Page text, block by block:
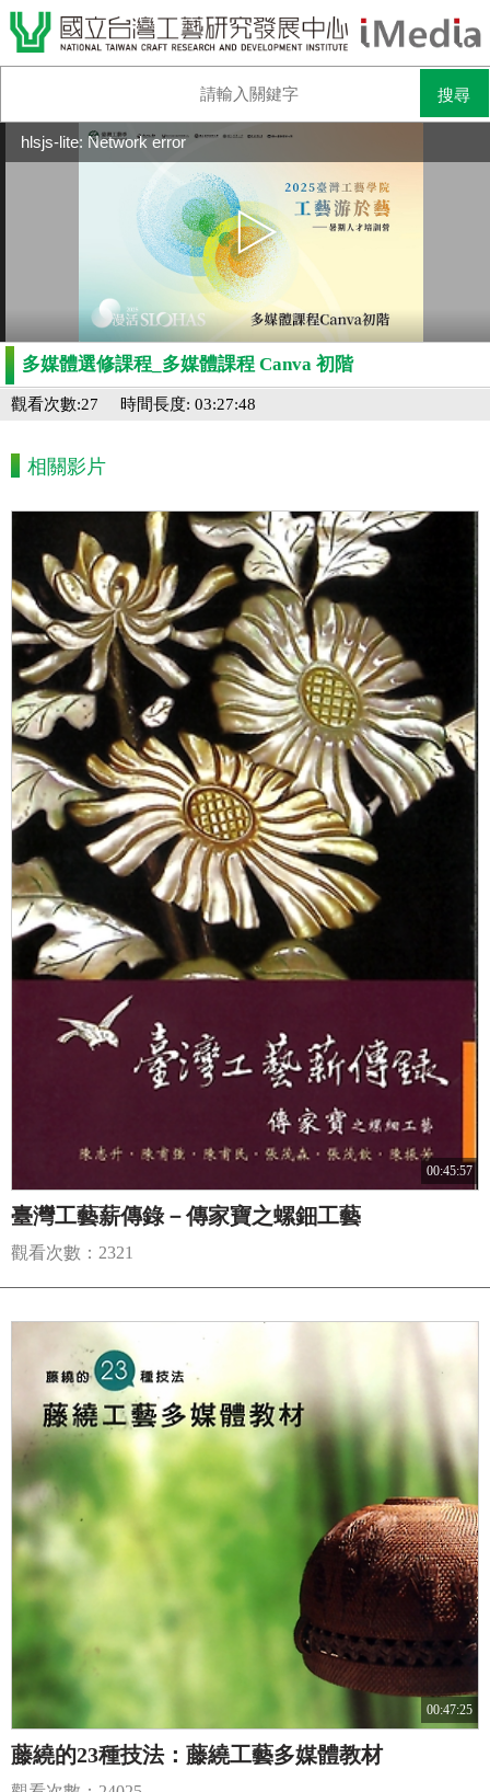
hlsjs-lite: Network error
多媒體選修課程_多媒體課程 Canva 初階
時間長度: 03:27:48
觀看次數:27
相關影片
00:45:57
臺灣工藝薪傳錄－傳家寶之螺鈿工藝
觀看次數：2321
00:47:25
藤繞的23種技法：藤繞工藝多媒體教材